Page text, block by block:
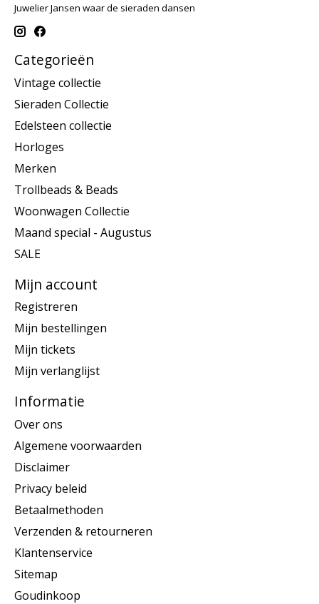
Juwelier Jansen waar de sieraden dansen
Categorieën
Vintage collectie
Sieraden Collectie
Edelsteen collectie
Horloges
Merken
Trollbeads & Beads
Woonwagen Collectie
Maand special - Augustus
SALE
Mijn account
Registreren
Mijn bestellingen
Mijn tickets
Mijn verlanglijst
Informatie
Over ons
Algemene voorwaarden
Disclaimer
Privacy beleid
Betaalmethoden
Verzenden & retourneren
Klantenservice
Sitemap
Goudinkoop